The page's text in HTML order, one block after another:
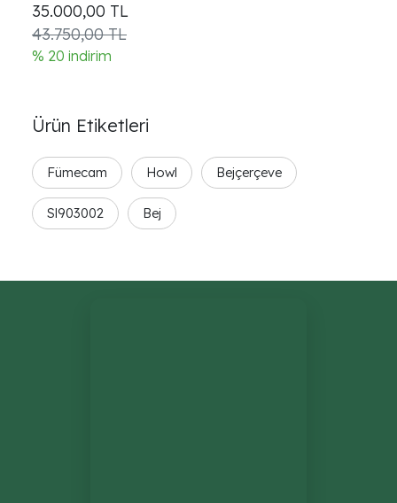
35.000,00 TL
43.750,00 TL
% 20 indirim
Ürün Etiketleri
Fümecam Howl Bejçerçeve
Sl903002 Bej